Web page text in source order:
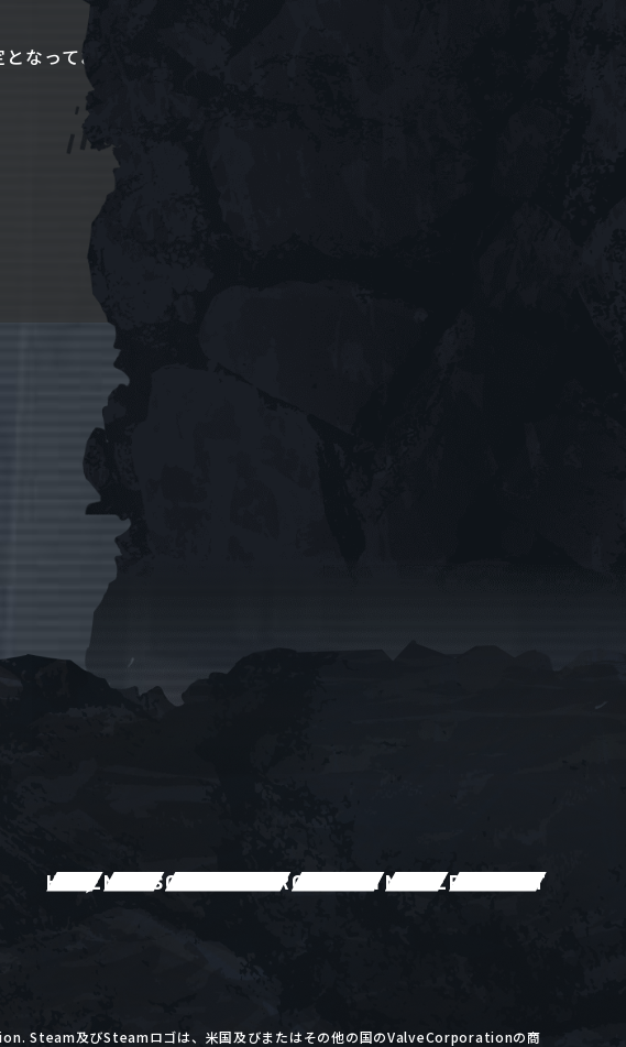
なっておりますので、続報をお楽し
HOMENEWSCHARACTERGALLERYMOVIEPRODUCT
Steam及びSteamロゴは、米国及びまたはその他の国のValveCorporationの商